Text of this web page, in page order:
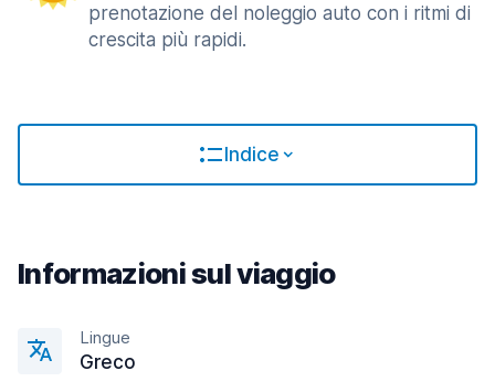
prenotazione del noleggio auto con i ritmi di
crescita più rapidi.
Indice
Informazioni sul viaggio
Lingue
Greco